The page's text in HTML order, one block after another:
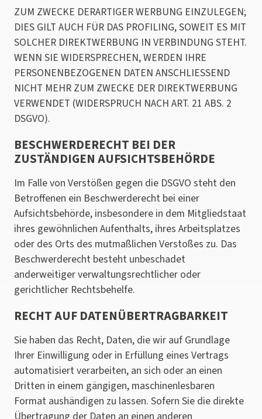
ZUM ZWECKE DERARTIGER WERBUNG EINZULEGEN;
DIES GILT AUCH FÜR DAS PROFILING, SOWEIT ES MIT
SOLCHER DIREKTWERBUNG IN VERBINDUNG STEHT.
WENN SIE WIDERSPRECHEN, WERDEN IHRE
PERSONENBEZOGENEN DATEN ANSCHLIESSEND
NICHT MEHR ZUM ZWECKE DER DIREKTWERBUNG
VERWENDET (WIDERSPRUCH NACH ART. 21 ABS. 2
DSGVO).
BESCHWERDE­RECHT BEI DER
ZUSTÄNDIGEN AUFSICHTS­BEHÖRDE
Im Falle von Verstößen gegen die DSGVO steht den
Betroffenen ein Beschwerderecht bei einer
Aufsichtsbehörde, insbesondere in dem Mitgliedstaat
ihres gewöhnlichen Aufenthalts, ihres Arbeitsplatzes
oder des Orts des mutmaßlichen Verstoßes zu. Das
Beschwerderecht besteht unbeschadet
anderweitiger verwaltungsrechtlicher oder
gerichtlicher Rechtsbehelfe.
RECHT AUF DATEN­ÜBERTRAG­BARKEIT
Sie haben das Recht, Daten, die wir auf Grundlage
Ihrer Einwilligung oder in Erfüllung eines Vertrags
automatisiert verarbeiten, an sich oder an einen
Dritten in einem gängigen, maschinenlesbaren
Format aushändigen zu lassen. Sofern Sie die direkte